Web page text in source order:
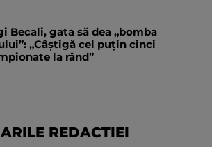
Becali, gata să dea „bomba
„Câștigă cel puțin cinci
la rând”
REDACTIEI